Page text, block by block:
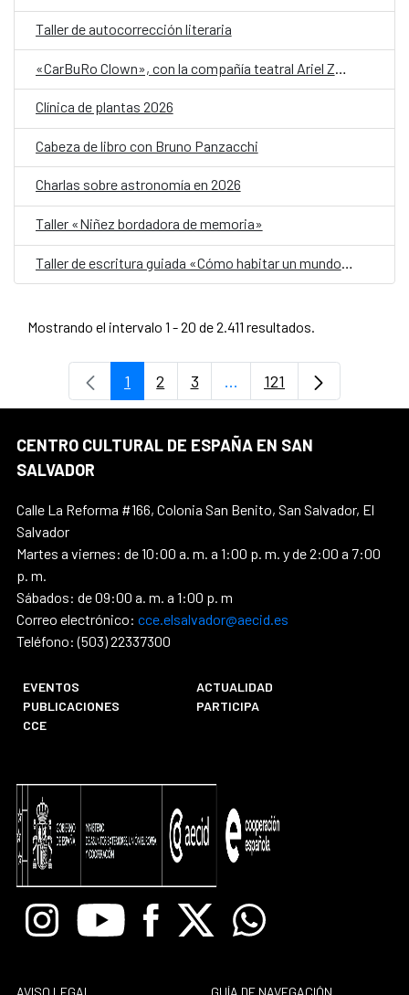
Taller de autocorrección literaria
Clínica de plantas 2026
Cabeza de libro con Bruno Panzacchi
Charlas sobre astronomía en 2026
Taller «Niñez bordadora de memoria»
Mostrando el intervalo 1 - 20 de 2.411 resultados.
Página
1 Página
2 Página
3 ...Páginas intermedias Use
Página
121
CENTRO CULTURAL DE ESPAÑA EN SAN
SALVADOR
Calle La Reforma #166, Colonia San Benito, San Salvador, El
Salvador
Martes a viernes: de 10:00 a. m. a 1:00 p. m. y de 2:00 a 7:00
p. m.
Sábados: de 09:00 a. m. a 1:00 p. m
Correo electrónico: cce.elsalvador@aecid.es
Teléfono: (503) 22337300
EVENTOS
ACTUALIDAD
PUBLICACIONES
PARTICIPA
CCE
InstagramYoutube Facebook
X Whatsapp